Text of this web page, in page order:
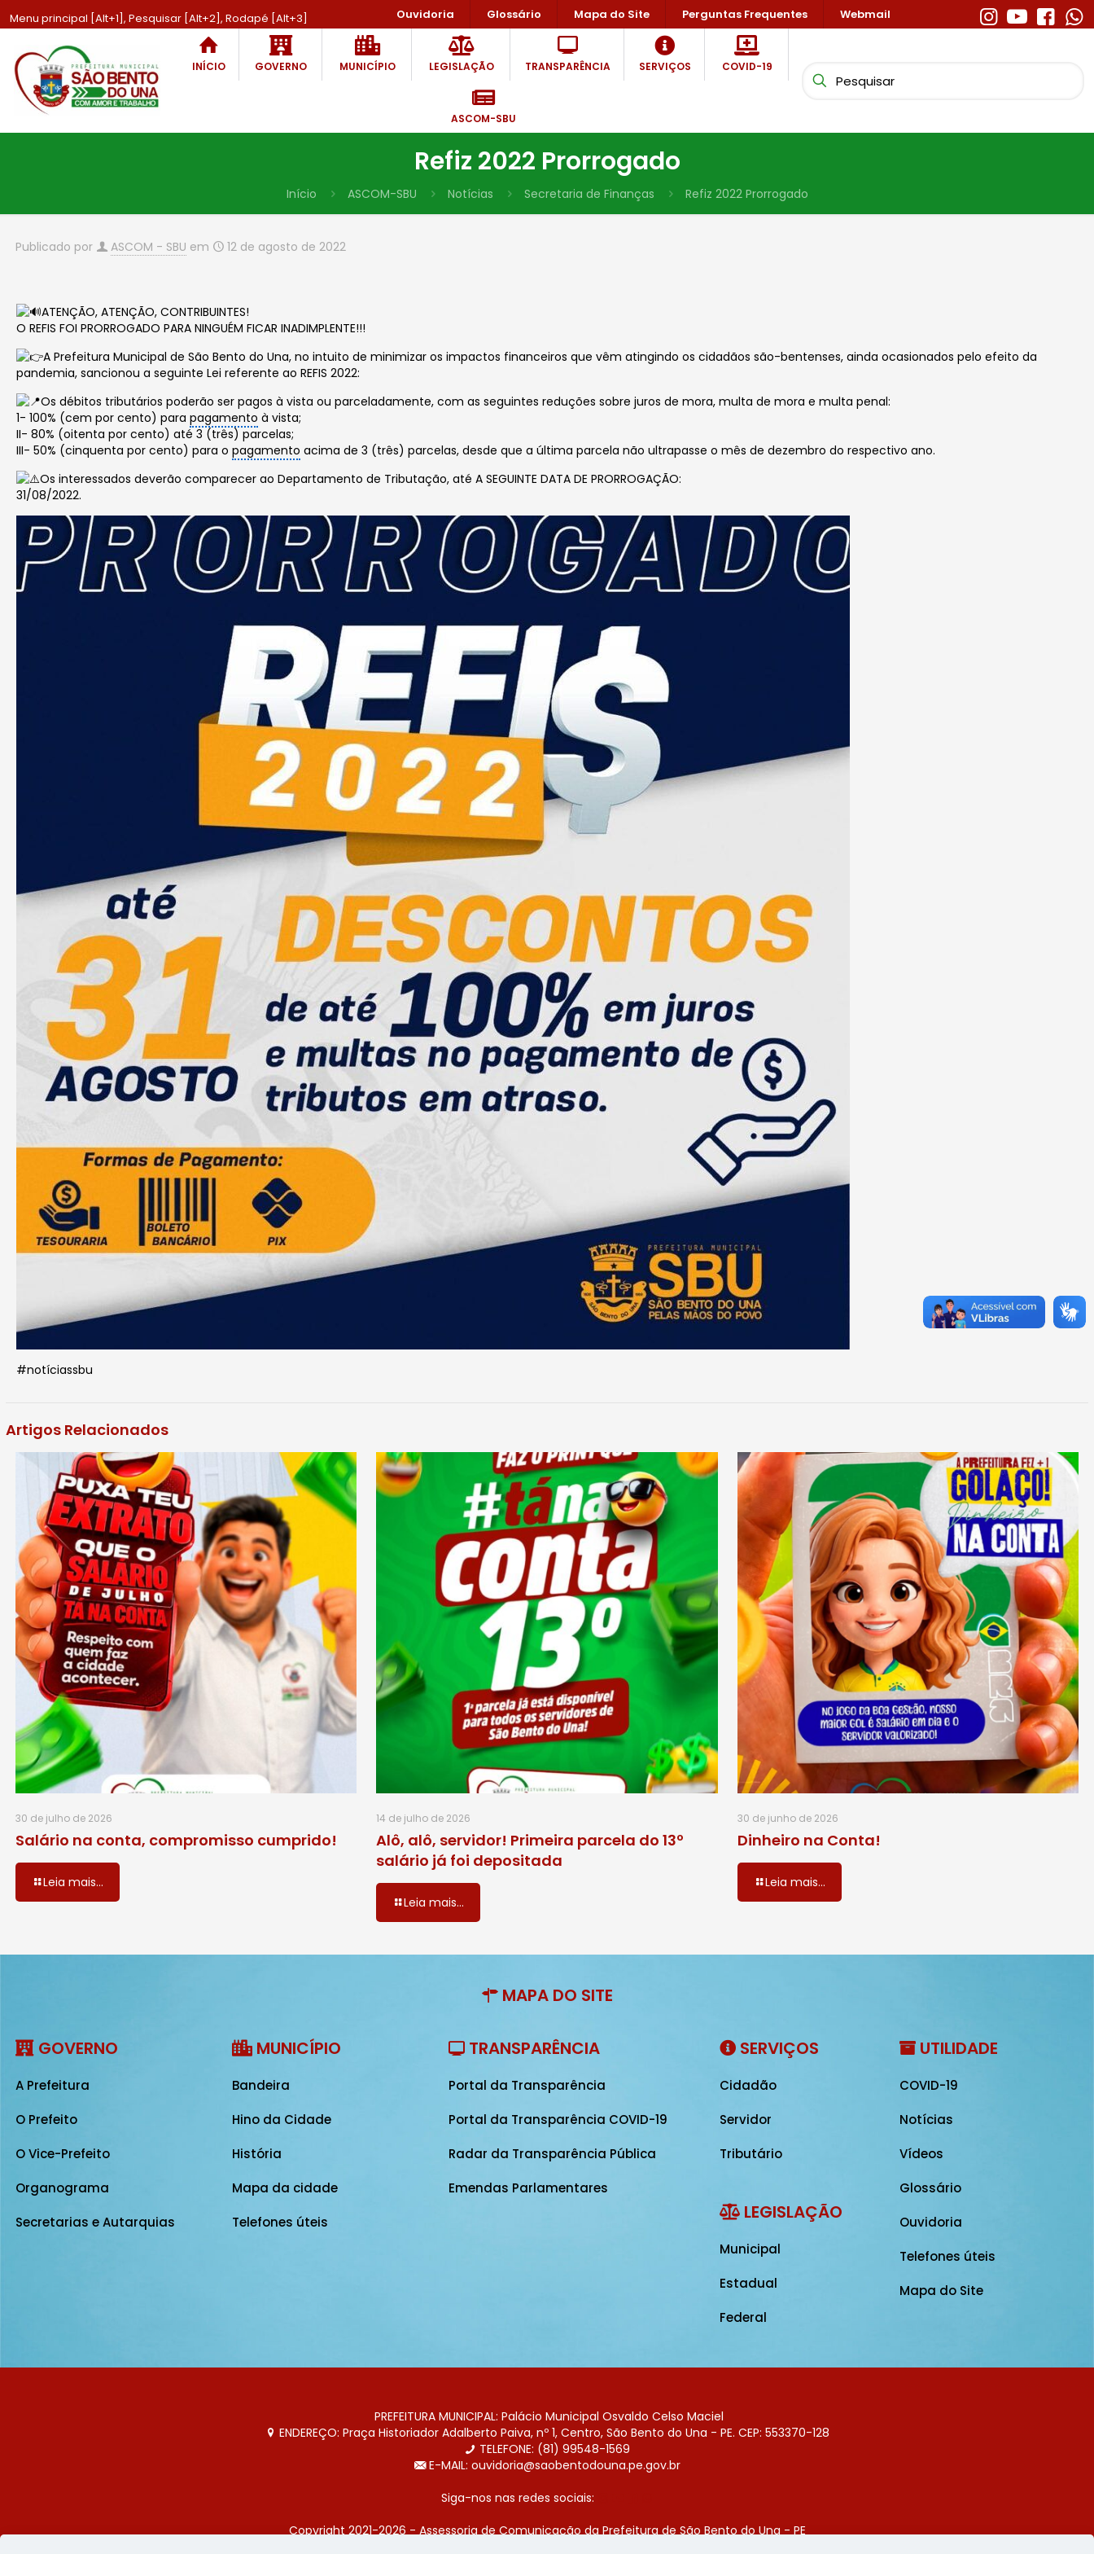
Menu principal [Alt+1], Pesquisar [Alt+2], Rodapé [Alt+3] Ouvidoria Glossário Mapa do Site Perguntas Frequentes Webmail
INÍCIO GOVERNO MUNICÍPIO LEGISLAÇÃO TRANSPARÊNCIA SERVIÇOS COVID-19
ASCOM-SBU
Refiz 2022 Prorrogado
Início ASCOM-SBU Notícias Secretaria de Finanças Refiz 2022 Prorrogado
Publicado por ASCOM - SBU em 12 de agosto de 2022
ATENÇÃO, ATENÇÃO, CONTRIBUINTES!
O REFIS FOI PRORROGADO PARA NINGUÉM FICAR INADIMPLENTE!!!
A Prefeitura Municipal de São Bento do Una, no intuito de minimizar os impactos financeiros que vêm atingindo os cidadãos são-bentenses, ainda ocasionados pelo efeito da
pandemia, sancionou a seguinte Lei referente ao REFIS 2022:
Os débitos tributários poderão ser pagos à vista ou parceladamente, com as seguintes reduções sobre juros de mora, multa de mora e multa penal:
1- 100% (cem por cento) parapagamento à vista;
II- 80% (oitenta por cento) até 3 (três) parcelas;
III- 50% (cinquenta por cento) para opagamento acima de 3 (três) parcelas, desde que a última parcela não ultrapasse o mês de dezembro do respectivo ano.
Os interessados deverão comparecer ao Departamento de Tributação, até A SEGUINTE DATA DE PRORROGAÇÃO:
31/08/2022.
#notíciassbu
Artigos Relacionados
30 de julho de 2026
Salário na conta, compromisso cumprido!
Leia mais...
14 de julho de 2026
Alô, alô, servidor! Primeira parcela do 13º
salário já foi depositada
Leia mais...
30 de junho de 2026
Dinheiro na Conta!
Leia mais...
MAPA DO SITE
GOVERNO
A Prefeitura
O Prefeito
O Vice-Prefeito
Organograma
Secretarias e Autarquias
MUNICÍPIO
Bandeira
Hino da Cidade
História
Mapa da cidade
Telefones úteis
TRANSPARÊNCIA
Portal da Transparência
Portal da Transparência COVID-19
Radar da Transparência Pública
Emendas Parlamentares
SERVIÇOS
Cidadão
Servidor
Tributário
LEGISLAÇÃO
Municipal
Estadual
Federal
UTILIDADE
COVID-19
Notícias
Vídeos
Glossário
Ouvidoria
Telefones úteis
Mapa do Site
PREFEITURA MUNICIPAL: Palácio Municipal Osvaldo Celso Maciel
ENDEREÇO: Praça Historiador Adalberto Paiva, nº 1, Centro, São Bento do Una - PE. CEP: 553370-128
TELEFONE: (81) 99548-1569
E-MAIL: ouvidoria@saobentodouna.pe.gov.br
Siga-nos nas redes sociais:
Copyright 2021-2026 - Assessoria de Comunicação da Prefeitura de São Bento do Una - PE